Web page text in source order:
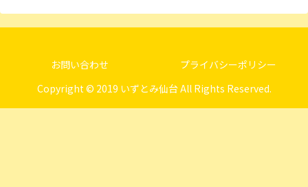
お問い合わせ
プライバシーポリシー
Copyright © 2019 いずとみ仙台 All Rights Reserved.